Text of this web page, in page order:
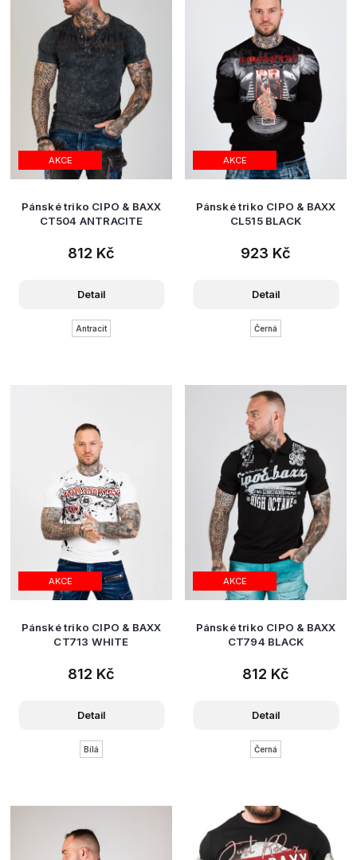
AKCE
Pánské triko CIPO & BAXX
CT504 ANTRACITE
812 Kč
Detail
Antracit
AKCE
Pánské triko CIPO & BAXX
CL515 BLACK
923 Kč
Detail
Černá
AKCE
Pánské triko CIPO & BAXX
CT713 WHITE
812 Kč
Detail
Bílá
AKCE
Pánské triko CIPO & BAXX
CT794 BLACK
812 Kč
Detail
Černá